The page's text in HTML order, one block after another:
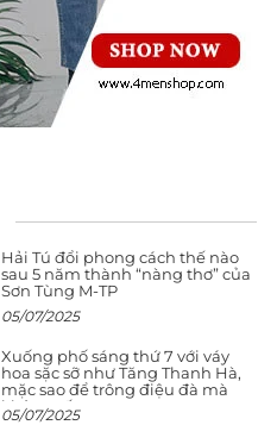
Hải Tú đổi phong cách thế nào
sau 5 năm thành “nàng thơ” của
Sơn Tùng M-TP
05/07/2025
Xuống phố sáng thứ 7 với váy
hoa sặc sỡ như Tăng Thanh Hà,
mặc sao để trông điệu đà mà
không sến
05/07/2025